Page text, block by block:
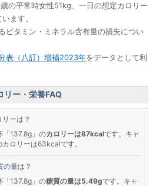
の平常時女性51kg、一日の想定カロリー
ます。
ビタミン・ミネラル含有量の損失につい
表（八訂）増補2023年をデータとして利
リー・栄養FAQ
ーは？
「137.8g」のカロリーは87kcalです。キャ
ロリーは63kcalです。
の量は？
「137.8g」の糖質の量は5.49gです。キャ